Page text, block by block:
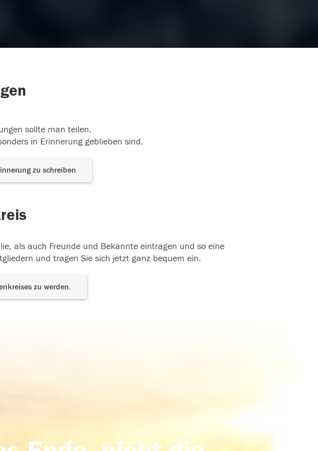
sollte man teilen.
in Erinnerung geblieben sind.
zu schreiben
als auch Freunde und Bekannte eintragen und so eine
und tragen Sie sich jetzt ganz bequem ein.
zu werden.